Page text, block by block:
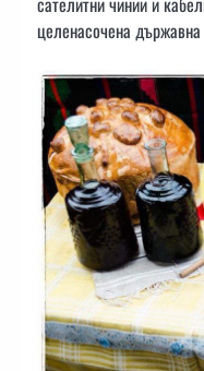
целенасочена държавна